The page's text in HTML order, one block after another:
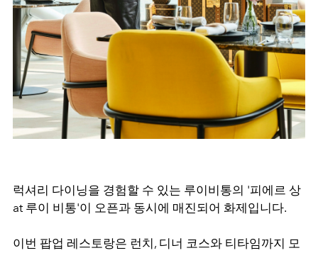
럭셔리 다이닝을 경험할 수 있는 루이비통의 '피에르 상
at 루이 비통'이 오픈과 동시에 매진되어 화제입니다.
이번 팝업 레스토랑은 런치, 디너 코스와 티타임까지 모